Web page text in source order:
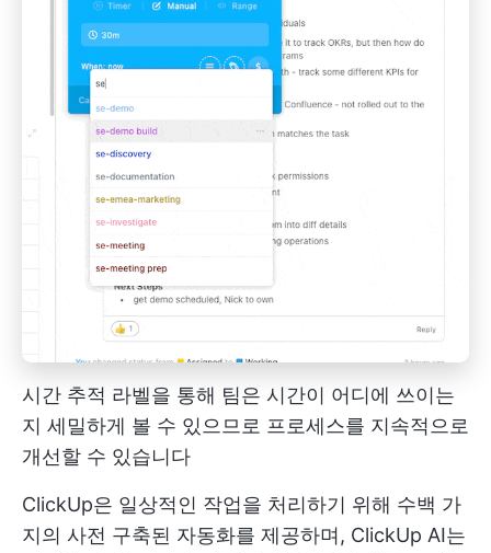
시간 추적 라벨을 통해 팀은 시간이 어디에 쓰이는
지 세밀하게 볼 수 있으므로 프로세스를 지속적으로
개선할 수 있습니다
ClickUp은 일상적인 작업을 처리하기 위해 수백 가
지의 사전 구축된 자동화를 제공하며, ClickUp AI는